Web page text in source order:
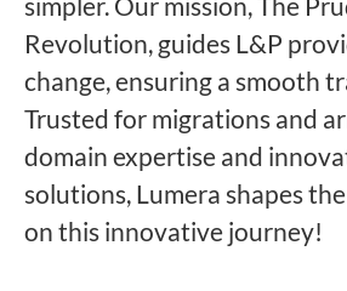
Revolution, guides L&P
change, ensuring a smooth
Trusted for migrations and
domain expertise and
solutions, Lumera shapes
on this innovative journey!